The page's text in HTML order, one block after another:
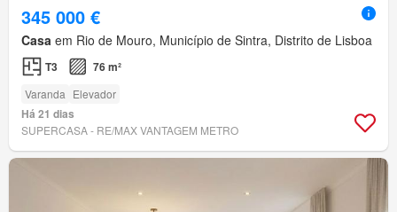
345 000 €
Casa em Rio de Mouro, Município de Sintra, Distrito de Lisboa
T3 76 m²
Varanda Elevador
Há 21 dias
SUPERCASA - RE/MAX VANTAGEM METRO